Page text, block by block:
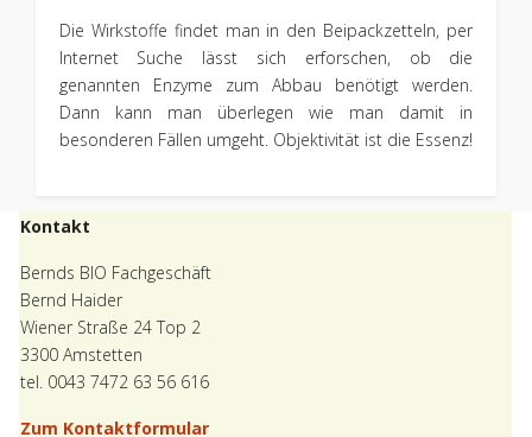
Die Wirkstoffe findet man in den Beipackzetteln, per
Internet Suche lässt sich erforschen, ob die
genannten Enzyme zum Abbau benötigt werden.
Dann kann man überlegen wie man damit in
besonderen Fällen umgeht. Objektivität ist die Essenz!
Kontakt
Bernds BIO Fachgeschäft
Bernd Haider
Wiener Straße 24 Top 2
3300 Amstetten
tel. 0043 7472 63 56 616
Zum Kontaktformular